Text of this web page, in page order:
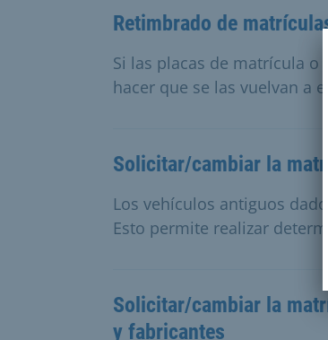
Retimbrado de
Si las placas de matrícula o
hacer que se las vuelvan a
Solicitar/cambiar la
Los vehículos antiguos
Esto permite realizar
Solicitar/cambiar la
y fabricantes